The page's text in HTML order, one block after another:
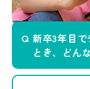
新卒3年目
とき、どん